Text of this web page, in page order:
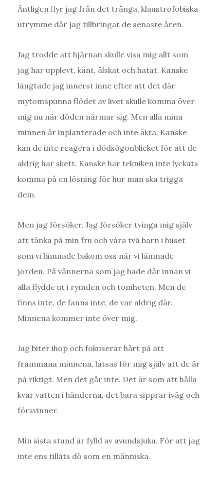
Äntligen flyr jag från det trånga, klaustrofobiska
utrymme där jag tillbringat de senaste åren.
Jag trodde att hjärnan skulle visa mig allt som
jag har upplevt, känt, älskat och hatat. Kanske
längtade jag innerst inne efter att det där
mytomspunna flödet av livet skulle komma över
mig nu när döden närmar sig. Men alla mina
minnen är inplanterade och inte äkta. Kanske
kan de inte reagera i dödsögonblicket för att de
aldrig har skett. Kanske har tekniken inte lyckats
komma på en lösning för hur man ska trigga
dem.
Men jag försöker. Jag försöker tvinga mig själv
att tänka på min fru och våra två barn i huset
som vi lämnade bakom oss när vi lämnade
jorden. På vännerna som jag hade där innan vi
alla flydde ut i rymden och tomheten. Men de
finns inte, de fanns inte, de var aldrig där.
Minnena kommer inte över mig.
Jag biter ihop och fokuserar hårt på att
frammana minnena, låtsas för mig själv att de är
på riktigt. Men det går inte. Det är som att hålla
kvar vatten i händerna, det bara sipprar iväg och
försvinner.
Min sista stund är fylld av avundsjuka. För att jag
inte ens tillåts dö som en människa.